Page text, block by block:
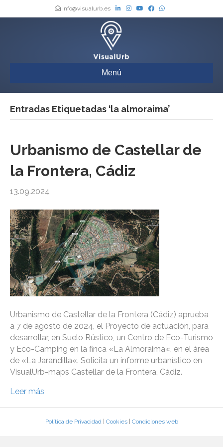
info@visualurb.es
Menú
Entradas Etiquetadas ‘la almoraima’
Urbanismo de Castellar de
la Frontera, Cádiz
13.09.2024
Urbanismo de Castellar de la Frontera (Cádiz) aprueba
a 7 de agosto de 2024, el Proyecto de actuación, para
desarrollar, en Suelo Rústico, un Centro de Eco-Turismo
y Eco-Camping en la finca «La Almoraima«, en el área
de «La Jarandilla«. Solicita un informe urbanístico en
VisualUrb-maps Castellar de la Frontera, Cádiz.
Leer más
Política de Privacidad| Cookies| Condiciones web